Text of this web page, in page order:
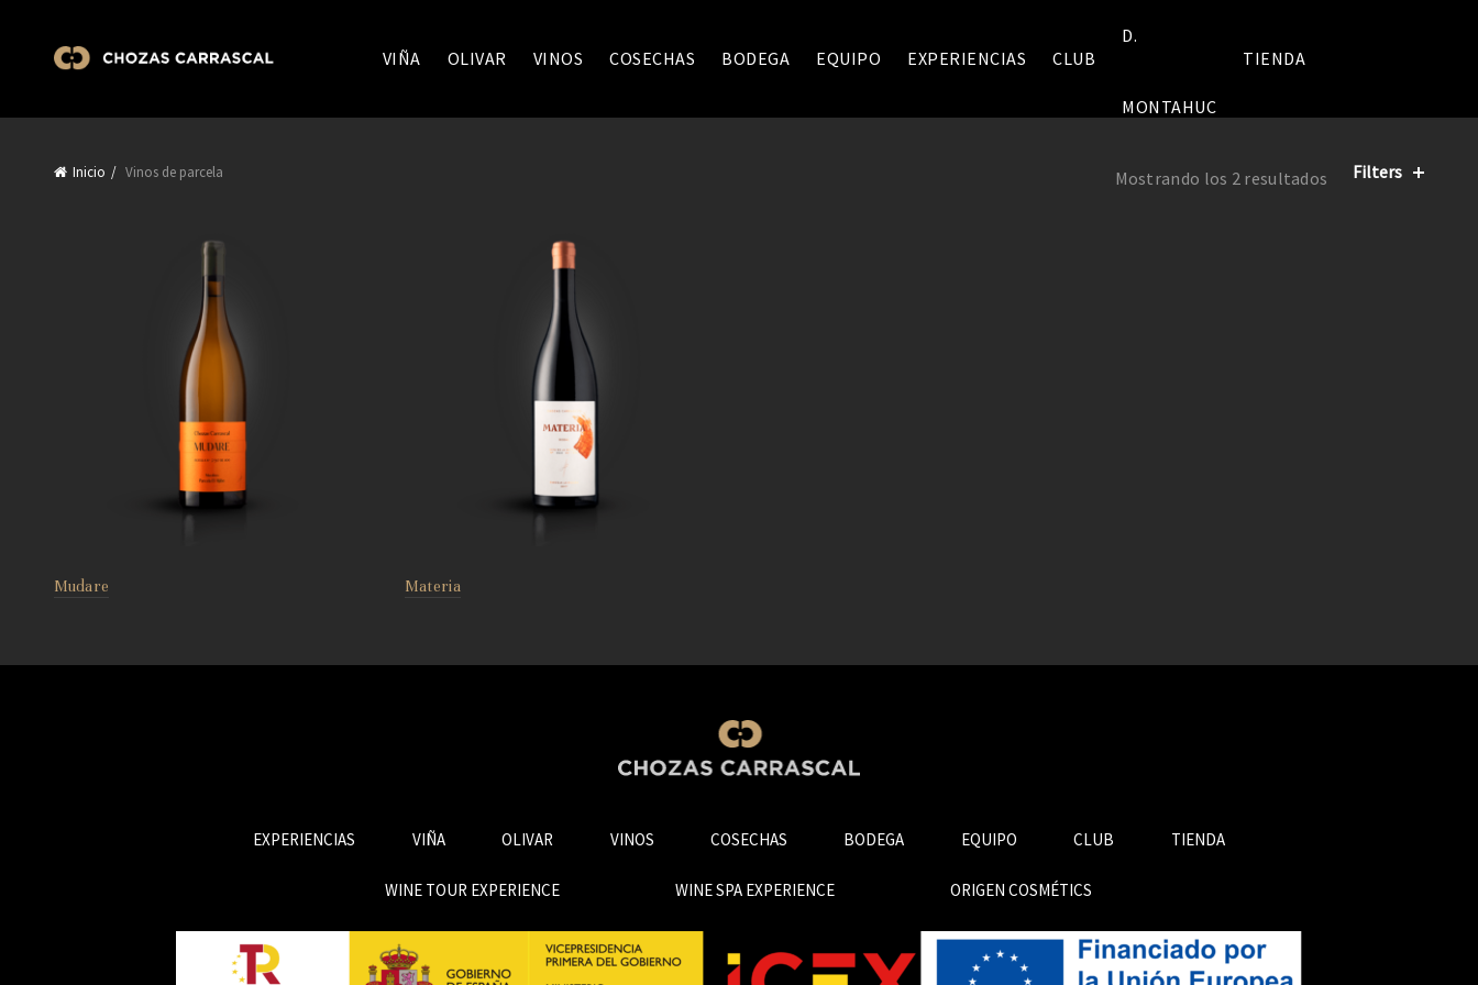
VIÑA OLIVAR VINOS COSECHAS BODEGA EQUIPO EXPERIENCIAS CLUB
D.
MONTAHUC
TIENDA
Inicio Vinos de parcela Mostrando los 2 resultados Filters
Mudare Materia
EXPERIENCIAS VIÑA OLIVAR VINOS COSECHAS BODEGA EQUIPO CLUB TIENDA
WINE TOUR EXPERIENCE WINE SPA EXPERIENCE ORIGEN COSMÉTICS